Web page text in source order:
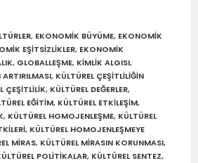
, EKONOMIK BÜYÜME, EKONOMIK
EŞITSIZLIKLER, EKONOMIK
, GLOBALLEŞME, KIMLIK ALGISI,
ARTIRILMASI, KÜLTÜREL ÇEŞITLILIĞIN
ÇEŞITLILIK, KÜLTÜREL DEĞERLER,
EĞITIM, KÜLTÜREL ETKILEŞIM,
, KÜLTÜREL HOMOJENLEŞME, KÜLTÜREL
, KÜLTÜREL HOMOJENLEŞMEYE
MIRAS, KÜLTÜREL MIRASIN KORUNMASI,
POLITIKALAR, KÜLTÜREL SENTEZ,